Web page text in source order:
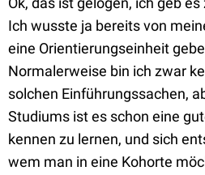
Ich wusste ja bereits von
eine Orientierungseinheit
Normalerweise bin ich zwar
solchen Einführungssachen,
Studiums ist es schon eine
kennen zu lernen, und sich
wem man in eine Kohorte